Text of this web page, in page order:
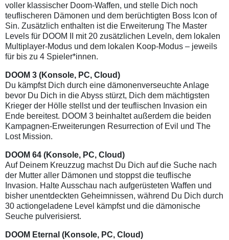
voller klassischer Doom-Waffen, und stelle Dich noch
teuflischeren Dämonen und dem berüchtigten Boss Icon of
Sin. Zusätzlich enthalten ist die Erweiterung The Master
Levels für DOOM II mit 20 zusätzlichen Leveln, dem lokalen
Multiplayer-Modus und dem lokalen Koop-Modus – jeweils
für bis zu 4 Spieler*innen.
DOOM 3 (Konsole, PC, Cloud)
Du kämpfst Dich durch eine dämonenverseuchte Anlage
bevor Du Dich in die Abyss stürzt, Dich dem mächtigsten
Krieger der Hölle stellst und der teuflischen Invasion ein
Ende bereitest. DOOM 3 beinhaltet außerdem die beiden
Kampagnen-Erweiterungen Resurrection of Evil und The
Lost Mission.
DOOM 64 (Konsole, PC, Cloud)
Auf Deinem Kreuzzug machst Du Dich auf die Suche nach
der Mutter aller Dämonen und stoppst die teuflische
Invasion. Halte Ausschau nach aufgerüsteten Waffen und
bisher unentdeckten Geheimnissen, während Du Dich durch
30 actiongeladene Level kämpfst und die dämonische
Seuche pulverisierst.
DOOM Eternal (Konsole, PC, Cloud)